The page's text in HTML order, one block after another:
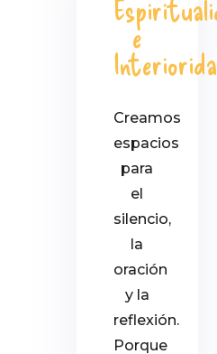
e
Creamos
espacios
para
el
silencio,
la
oración
y la
reflexión.
Porque